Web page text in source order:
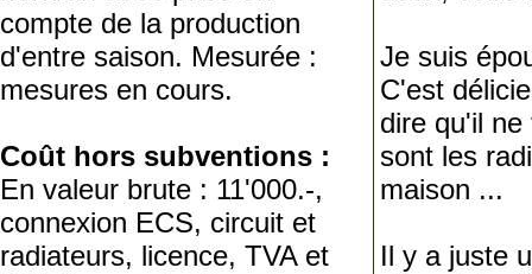
compte de la production
d'entre saison. Mesurée :
mesures en cours.
Coût hors subventions :
En valeur brute : 11'000.-,
connexion ECS, circuit et
radiateurs, licence, TVA et
Je suis
C'est
dire qu'il
sont les
maison ...
Il y a juste